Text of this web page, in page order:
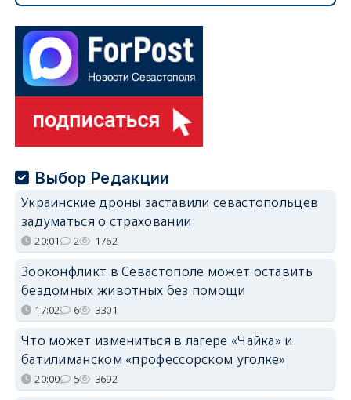
Выбор Редакции
Украинские дроны заставили севастопольцев
задуматься о страховании
20:01 2 1762
Зооконфликт в Севастополе может оставить
бездомных животных без помощи
17:02 6 3301
Что может измениться в лагере «Чайка» и
батилиманском «профессорском уголке»
20:00 5 3692